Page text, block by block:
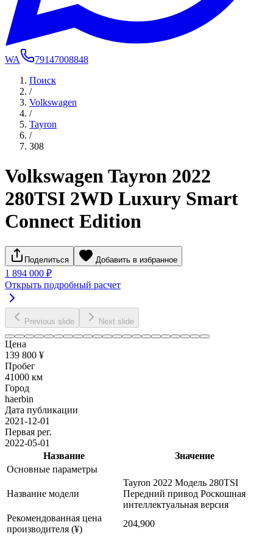
WA
79147008848
Поиск
/
Volkswagen
/
Tayron
/
308
Volkswagen Tayron 2022
280TSI 2WD Luxury Smart
Connect Edition
Поделиться Добавить в избранное
1 894 000 ₽
Открыть подробный расчет
Previous slide Next slide
Цена
139 800 ¥
Пробег
41000 км
Город
haerbin
Дата публикации
2021-12-01
Первая рег.
2022-05-01
Название
Значение
Основные параметры
Название модели
Tayron 2022 Модель 280TSI
Передний привод Роскошная
интеллектуальная версия
Рекомендованная цена
производителя (¥)
204,900